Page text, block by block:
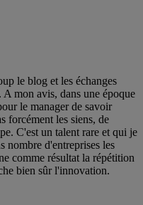
le blog et les échanges
A mon avis, dans une époque
le manager de savoir
forcément les siens, de
C'est un talent rare et qui je
nombre d'entreprises les
comme résultat la répétition
bien sûr l'innovation.